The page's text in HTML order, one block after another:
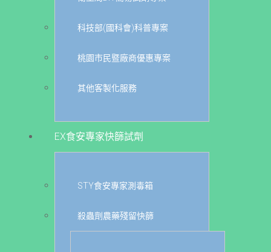
科技部(國科會)科普專案
桃園市民暨廠商優惠專案
其他客製化服務
EX食安專家快篩試劑
STY食安專家測毒箱
殺蟲劑農藥殘留快篩